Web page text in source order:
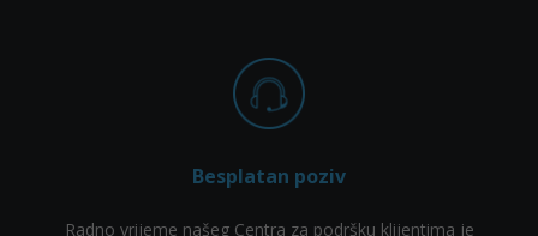
Besplatan poziv
Radno vrijeme našeg Centra za podršku klijentima je